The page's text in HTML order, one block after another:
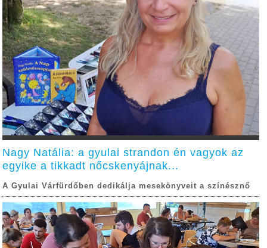
Nagy Natália: a gyulai strandon én vagyok az
egyike a tikkadt nőcskenyájnak...
A Gyulai Várfürdőben dedikálja mesekönyveit a színésznő